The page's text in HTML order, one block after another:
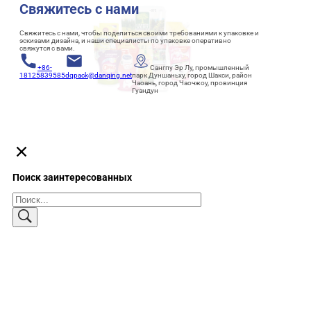
Свяжитесь с нами
Свяжитесь с нами, чтобы поделиться своими требованиями к упаковке и
эскизами дизайна, и наши специалисты по упаковке оперативно
свяжутся с вами.
+86-
18125839585dqpack@danqing.net
Сангпу Эр Лу, промышленный
парк Дуншаньху, город Шакси, район
Чаоань, город Чаочжоу, провинция
Гуандун
Поиск заинтересованных
Поиск